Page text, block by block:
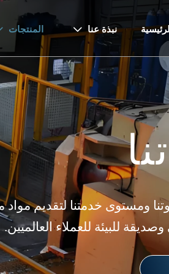
نبذة عنا  المنتجات
ومستوى خدمتنا لتقديم مواد
للبيئة للعملاء العالميين.